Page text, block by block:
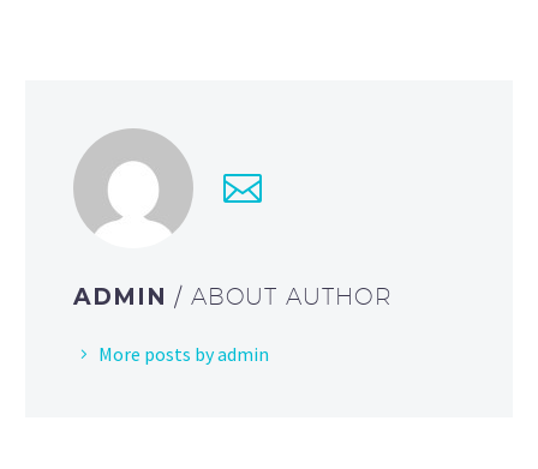
ADMIN / ABOUT AUTHOR
More posts by admin